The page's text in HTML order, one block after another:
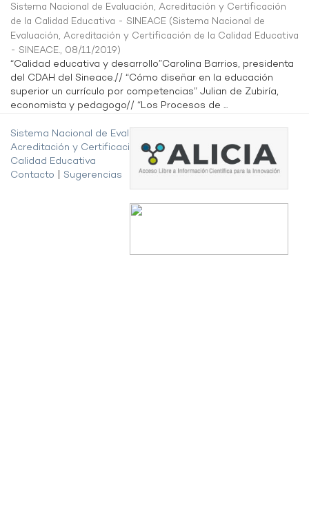
Sistema Nacional de Evaluación, Acreditación y Certificación
de la Calidad Educativa - SINEACE (Sistema Nacional de
Evaluación, Acreditación y Certificación de la Calidad Educativa
- SINEACE., 08/11/2019)
“Calidad educativa y desarrollo”Carolina Barrios, presidenta
del CDAH del Sineace.// “Cómo diseñar en la educación
superior un currículo por competencias” Julian de Zubiría,
economista y pedagogo// “Los Procesos de ...
Sistema Nacional de Evaluación,
Acreditación y Certificación de la
Calidad Educativa
Contacto
Sugerencias